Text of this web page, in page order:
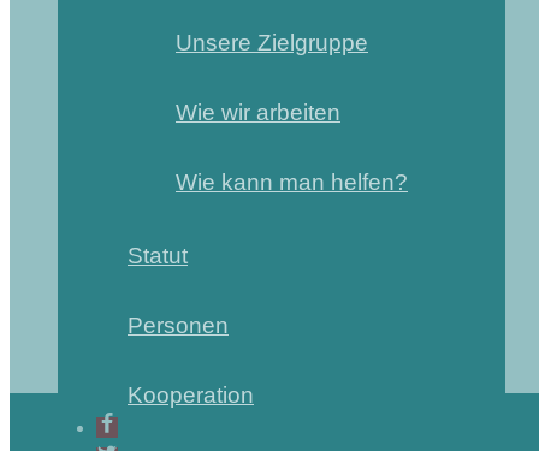
Unsere Zielgruppe
Wie wir arbeiten
Wie kann man helfen?
Statut
Personen
Kooperation